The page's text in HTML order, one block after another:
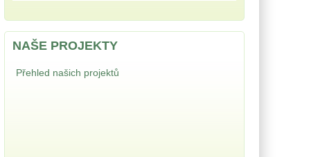
NAŠE PROJEKTY
Přehled našich projektů